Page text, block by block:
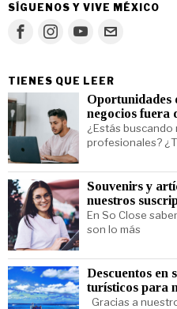
SÍGUENOS Y VIVE MÉXICO
TIENES QUE LEER
Oportunidades
negocios fuera
¿Estás buscando
profesionales?
Souvenirs y
nuestros
En So Close
son lo más
Descuentos en
turísticos para
Gracias a